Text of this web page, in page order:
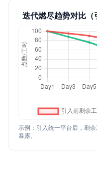
迭代燃尽趋势对比（
示例：引入统一平台后，剩
暴露。